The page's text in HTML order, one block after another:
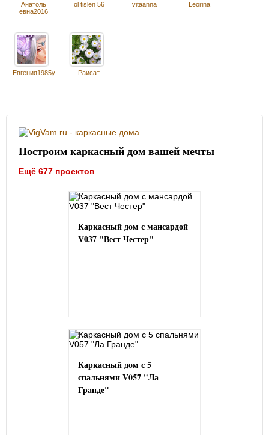
Анатоль
евна2016
ol tislen 56 vitaanna Leorina
Евгения1985у Раисат
Построим каркасный дом вашей мечты
Ещё 677 проектов
Каркасный дом с мансардой
V037 "Вест Честер"
Каркасный дом с 5
спальнями V057 "Ла
Гранде"